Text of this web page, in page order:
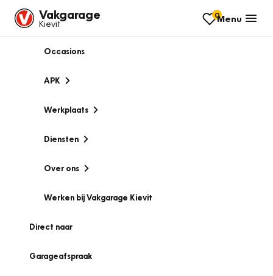
Vakgarage
Kievit
0Menu
Occasions
APK
Werkplaats
Diensten
Over ons
Werken bij Vakgarage Kievit
Direct naar
Garageafspraak